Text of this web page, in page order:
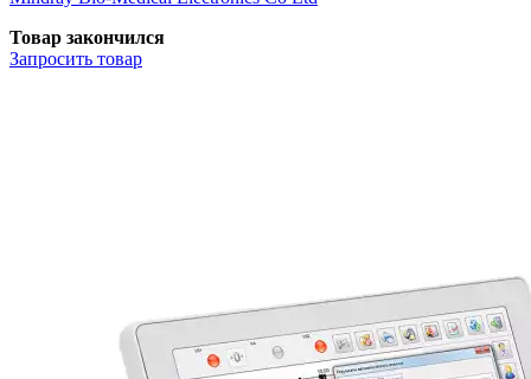
Товар закончился
Запросить товар